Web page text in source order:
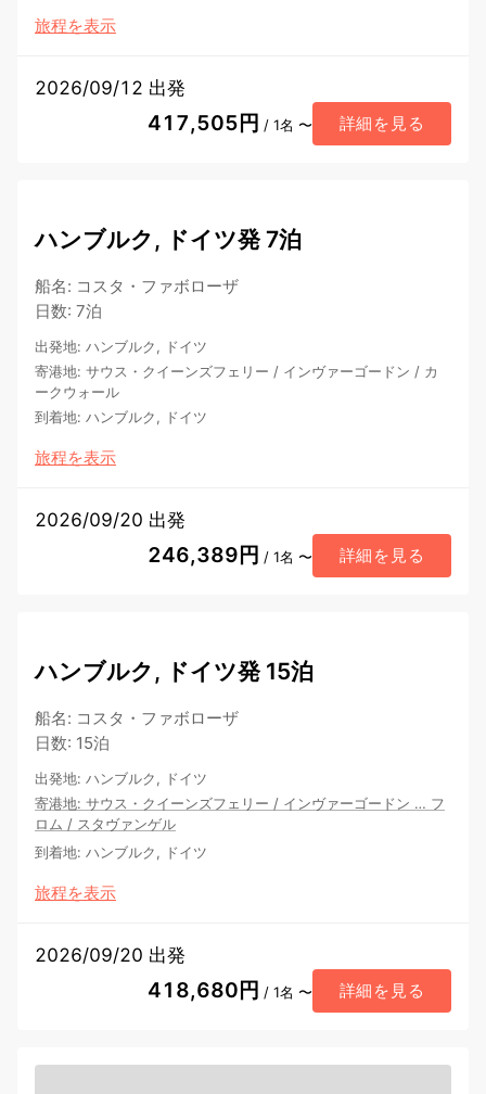
旅程を表示
2026/09/12 出発
417,505円 / 1名 〜 詳細を見る
ハンブルク, ドイツ発 7泊
船名: コスタ・ファボローザ
日数: 7泊
出発地: ハンブルク, ドイツ
寄港地: サウス・クイーンズフェリー / インヴァーゴードン / カ
ークウォール
到着地: ハンブルク, ドイツ
旅程を表示
2026/09/20 出発
246,389円 / 1名 〜 詳細を見る
ハンブルク, ドイツ発 15泊
船名: コスタ・ファボローザ
日数: 15泊
出発地: ハンブルク, ドイツ
寄港地: サウス・クイーンズフェリー / インヴァーゴードン … フ
ロム / スタヴァンゲル
到着地: ハンブルク, ドイツ
旅程を表示
2026/09/20 出発
418,680円 / 1名 〜 詳細を見る